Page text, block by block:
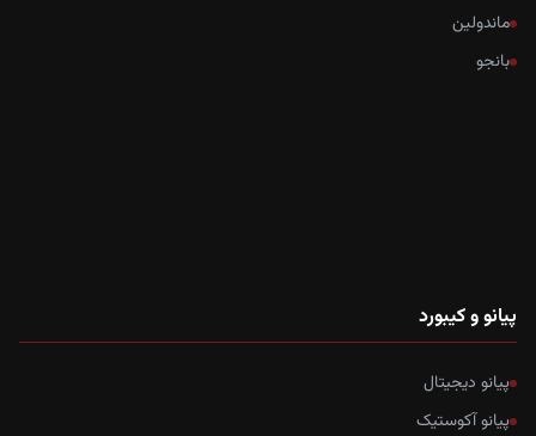
ماندولین
بانجو
پیانو و کیبورد
پیانو دیجیتال
پیانو آکوستیک